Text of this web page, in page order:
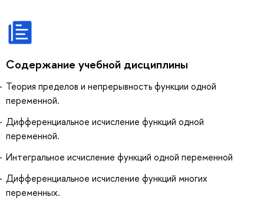
Содержание учебной дисциплины
Теория пределов и непрерывность функции одной
переменной.
Дифференциальное исчисление функций одной
переменной.
Интегральное исчисление функций одной переменной
Дифференциальное исчисление функций многих
переменных.